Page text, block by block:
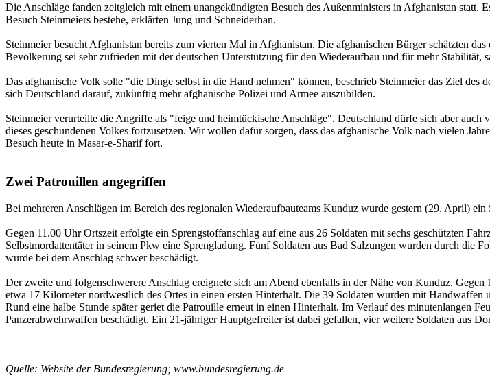
Die Anschläge fanden zeitgleich mit einem unangekündigten Besuch des Außenministers in Afghanistan statt.
Besuch Steinmeiers bestehe, erklärten Jung und Schneiderhan.
Steinmeier besucht Afghanistan bereits zum vierten Mal in Afghanistan. Die afghanischen Bürger schätzten
Bevölkerung sei sehr zufrieden mit der deutschen Unterstützung für den Wiederaufbau und für mehr Stabilität,
Das afghanische Volk solle "die Dinge selbst in die Hand nehmen" können, beschrieb Steinmeier das Ziel
sich Deutschland darauf, zukünftig mehr afghanische Polizei und Armee auszubilden.
Steinmeier verurteilte die Angriffe als "feige und heimtückische Anschläge". Deutschland dürfe sich aber
dieses geschundenen Volkes fortzusetzen. Wir wollen dafür sorgen, dass das afghanische Volk nach vielen
Besuch heute in Masar-e-Sharif fort.
Zwei Patrouillen angegriffen
Bei mehreren Anschlägen im Bereich des regionalen Wiederaufbauteams Kunduz wurde gestern (29. April)
Gegen 11.00 Uhr Ortszeit erfolgte ein Sprengstoffanschlag auf eine aus 26 Soldaten mit sechs geschützten
Selbstmordattentäter in seinem Pkw eine Sprengladung. Fünf Soldaten aus Bad Salzungen wurden durch
wurde bei dem Anschlag schwer beschädigt.
Der zweite und folgenschwerere Anschlag ereignete sich am Abend ebenfalls in der Nähe von Kunduz.
etwa 17 Kilometer nordwestlich des Ortes in einen ersten Hinterhalt. Die 39 Soldaten wurden mit Handwaffen
Rund eine halbe Stunde später geriet die Patrouille erneut in einen Hinterhalt. Im Verlauf des minutenlangen
Panzerabwehrwaffen beschädigt. Ein 21-jähriger Hauptgefreiter ist dabei gefallen, vier weitere Soldaten aus
Quelle: Website der Bundesregierung; www.bundesregierung.de